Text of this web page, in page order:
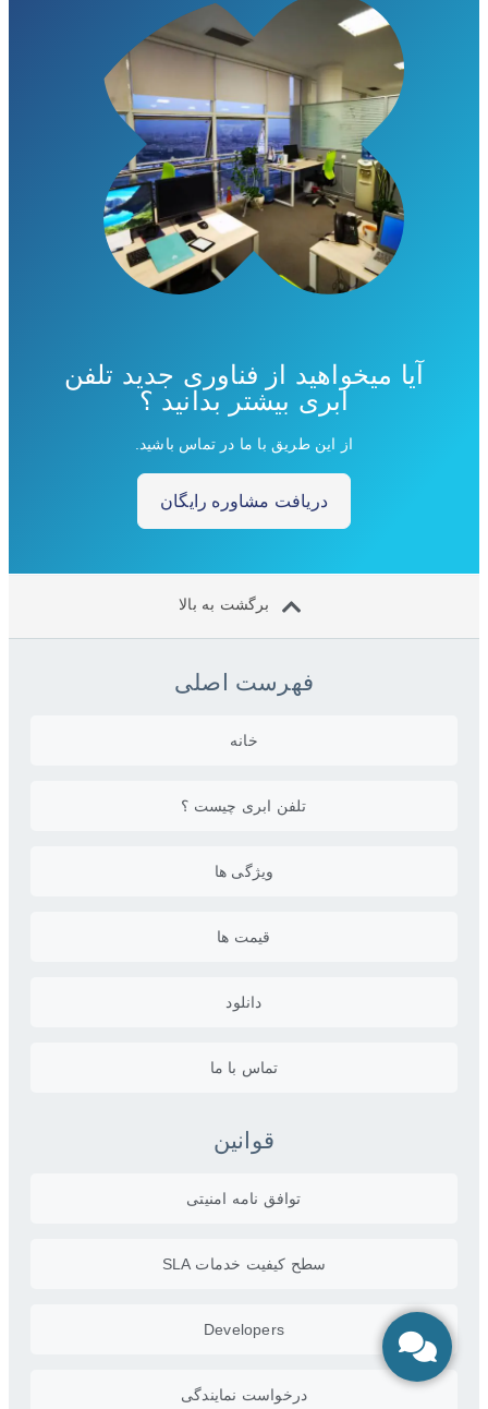
آیا میخواهید از فناوری جدید تلفن
ابری بیشتر بدانید ؟
از این طریق با ما در تماس باشید.
دریافت مشاوره رایگان
برگشت به بالا
فهرست اصلی
خانه
تلفن ابری چیست ؟
ویژگی ها
قیمت ها
دانلود
تماس با ما
قوانین
توافق نامه امنیتی
سطح کیفیت خدمات SLA
Developers
درخواست نمایندگی